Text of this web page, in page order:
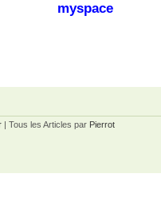
myspace
| Tous les Articles par Pierrot